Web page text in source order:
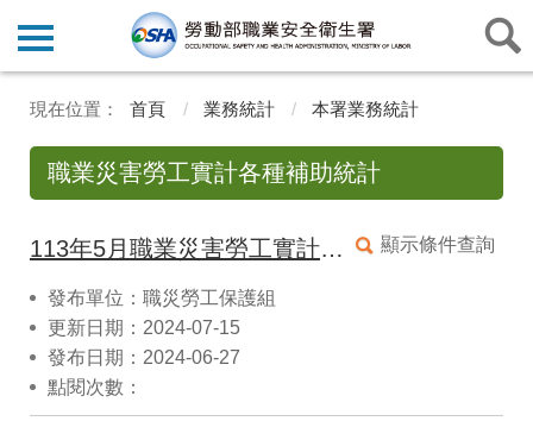
首頁 業務統計 本署業務統計
職業災害勞工實計各種補助統計
顯示條件查詢
113年5月職業災害勞工實計各種補助統計
發布單位：職災勞工保護組
更新日期：2024-07-15
發布日期：2024-06-27
點閱次數：